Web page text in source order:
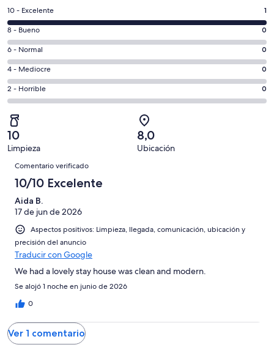
en
una
ventana
nueva
1
comentarios
de
un
total
de
1
con
una
puntuación
de
10
Excelente
10 - Excelente 1
0
comentarios
de
un
total
de
con
una
puntuación
Bueno
8 - Bueno 0
0
comentarios
de
un
total
de
con
una
puntuación
de
Normal
6 - Normal 0
0
comentarios
de
total
de
1
puntuación
de
Mediocre
4 - Mediocre 0
0
comentarios
de
un
total
de
con
puntuación
de
Horrible
2 - Horrible 0
10
Limpieza
8,0
Ubicación
Comentarios
Comentario verificado
10/10 Excelente
Aida B.
17 de jun de 2026
Aspectos positivos: Limpieza, llegada, comunicación, ubicación y
precisión del anuncio
Traducir con Google
We had a lovely stay house was clean and modern.
Se alojó 1 noche en junio de 2026
0
Ver 1 comentario